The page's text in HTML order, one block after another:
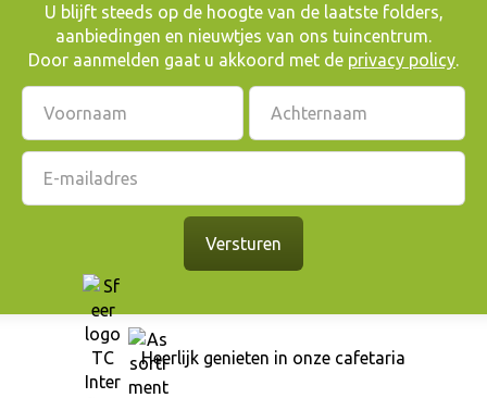
​U blijft steeds op de hoogte van de laatste folders,
aanbiedingen en nieuwtjes van ons tuincentrum.
Door aanmelden gaat u akkoord met de privacy policy.
Heerlijk genieten in onze cafetaria